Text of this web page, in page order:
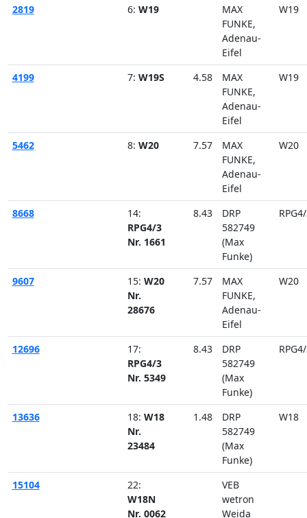
2819 6: W19
MAX
FUNKE,
Adenau-
Eifel
W19
4199 7: W19S 4.58
MAX
FUNKE,
Adenau-
Eifel
W19
5462 8: W20 7.57
MAX
FUNKE,
Adenau-
Eifel
W20
8668
14:
RPG4/3
Nr. 1661
8.43
DRP
582749
(Max
Funke)
9607 15: W20
Nr.
28676
7.57
MAX
FUNKE,
Adenau-
Eifel
W20
12696
17:
RPG4/3
Nr. 5349
8.43
DRP
582749
(Max
Funke)
13636 18: W18
Nr.
23484
1.48
DRP
582749
(Max
Funke)
W18
15104
22:
W18N
Nr. 0062
VEB
wetron
Weida